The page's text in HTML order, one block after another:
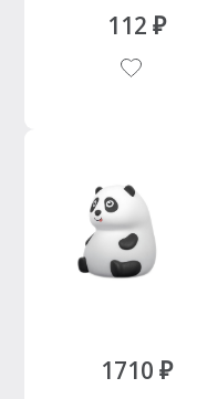
112 ₽
1710 ₽